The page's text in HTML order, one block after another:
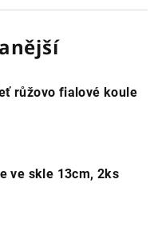
růžovo fialové koule
ve skle 13cm, 2ks